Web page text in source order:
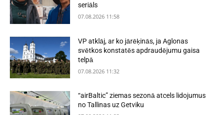
seriāls
07.08.2026 11:58
VP atklāj, ar ko jārēķinās, ja Aglonas
svētkos konstatēs apdraudējumu gaisa
telpā
07.08.2026 11:32
“airBaltic” ziemas sezonā atcels lidojumus
no Tallinas uz Getviku